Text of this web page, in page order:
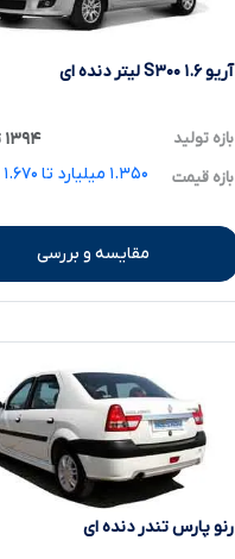
آریو S۳۰۰ ۱.۶ لیتر دنده ای
بازه تولید ۱۳۹۴ تا ۱۳۹۸
بازه قیمت
مقایسه و بررسی
رنو پارس تندر دنده ای